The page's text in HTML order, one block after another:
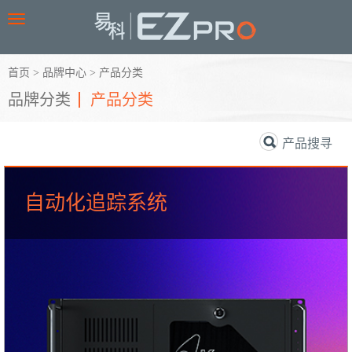
Toggle
首页 > 品牌中心 > 产品分类
品牌分类 产品分类
产品搜寻
自动化追踪系统